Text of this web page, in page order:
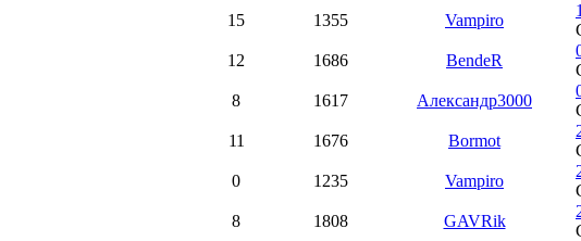
15 1355 Vampiro
12 1686 BendeR
8 1617 Александр3000
11 1676 Bormot
0 1235 Vampiro
8 1808 GAVRik